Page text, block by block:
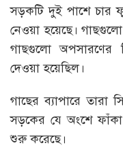
সড়কটি দুই পাশে চার
নেওয়া হয়েছে।
গাছগুলো অপসারণের
দেওয়া হয়েছিল।
গাছের ব্যাপারে তারা
সড়কের যে অংশে ফাঁকা
শুরু করেছে।